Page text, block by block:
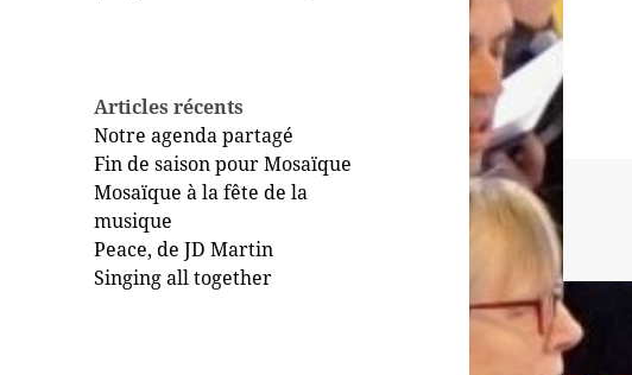
Articles récents
Notre agenda partagé
Fin de saison pour Mosaïque
Mosaïque à la fête de la
musique
Peace, de JD Martin
Singing all together